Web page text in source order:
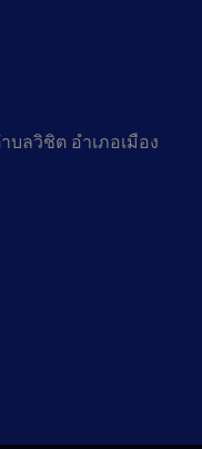
บลวิชิต อำเภอเมือง